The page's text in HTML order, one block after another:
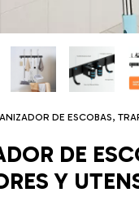
DE ESCOBAS,
DE
Y